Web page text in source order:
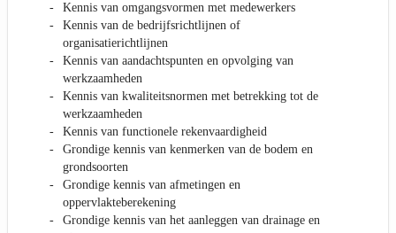
Kennis van omgangsvormen met medewerkers
Kennis van de bedrijfsrichtlijnen of
organisatierichtlijnen
Kennis van aandachtspunten en opvolging van
werkzaamheden
Kennis van kwaliteitsnormen met betrekking tot de
werkzaamheden
Kennis van functionele rekenvaardigheid
Grondige kennis van kenmerken van de bodem en
grondsoorten
Grondige kennis van afmetingen en
oppervlakteberekening
Grondige kennis van het aanleggen van drainage en